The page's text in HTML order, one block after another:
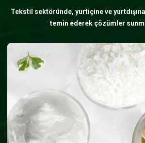
Tekstil sektöründe, yurtiçine ve
temin ederek çözümler